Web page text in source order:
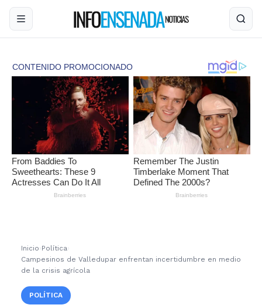
Inicio ›Política›
Campesinos de Valledupar enfrentan incertidumbre en medio
de la crisis agrícola
POLÍTICA